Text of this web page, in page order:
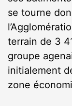
se tourne
terrain de 3
groupe
initialement
zone